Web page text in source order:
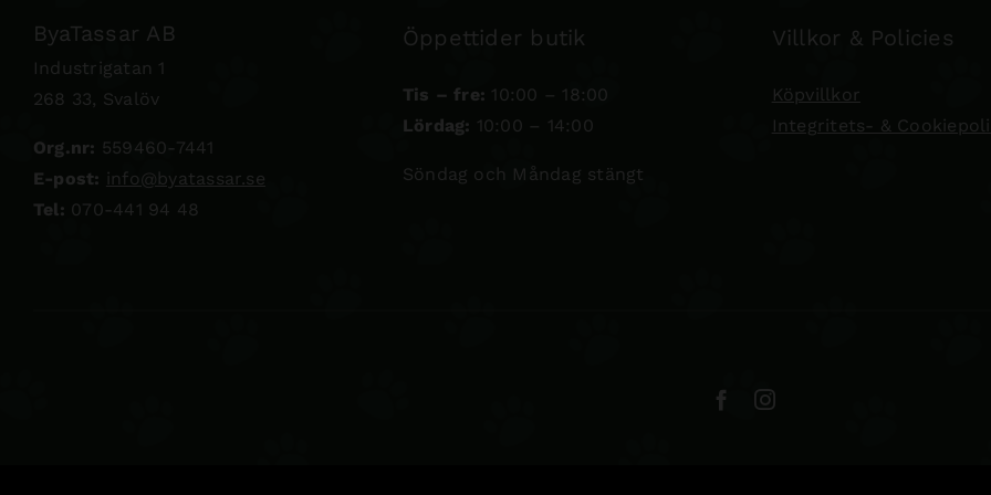
ByaTassar AB
Industrigatan 1
268 33, Svalöv
Org.nr: 559460-7441
E-post: info@byatassar.se
Tel: 070-441 94 48
Öppettider butik
Tis – fre: 10:00 – 18:00
Lördag: 10:00 – 14:00
Söndag och Måndag stängt
Villkor & Policies
Köpvillkor
Integritets- &